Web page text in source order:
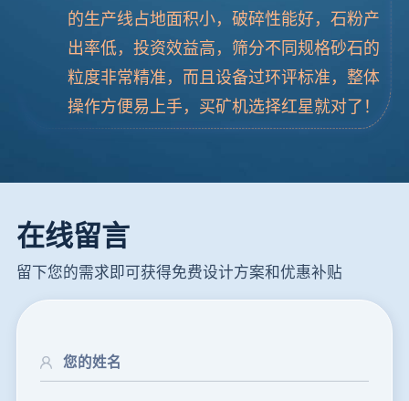
的生产线占地面积小，破碎性能好，石粉产
出率低，投资效益高，筛分不同规格砂石的
粒度非常精准，而且设备过环评标准，整体
操作方便易上手，买矿机选择红星就对了！
在线留言
留下您的需求即可获得免费设计方案和优惠补贴